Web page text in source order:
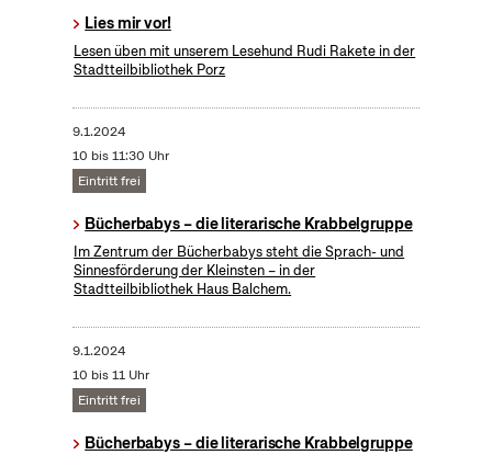
Lies mir vor!
Lesen üben mit unserem Lesehund Rudi Rakete in der
Stadtteilbibliothek Porz
9.1.2024
10 bis 11:30 Uhr
Eintritt frei
Bücherbabys – die literarische Krabbelgruppe
Im Zentrum der Bücherbabys steht die Sprach- und
Sinnesförderung der Kleinsten – in der
Stadtteilbibliothek Haus Balchem.
9.1.2024
10 bis 11 Uhr
Eintritt frei
Bücherbabys – die literarische Krabbelgruppe